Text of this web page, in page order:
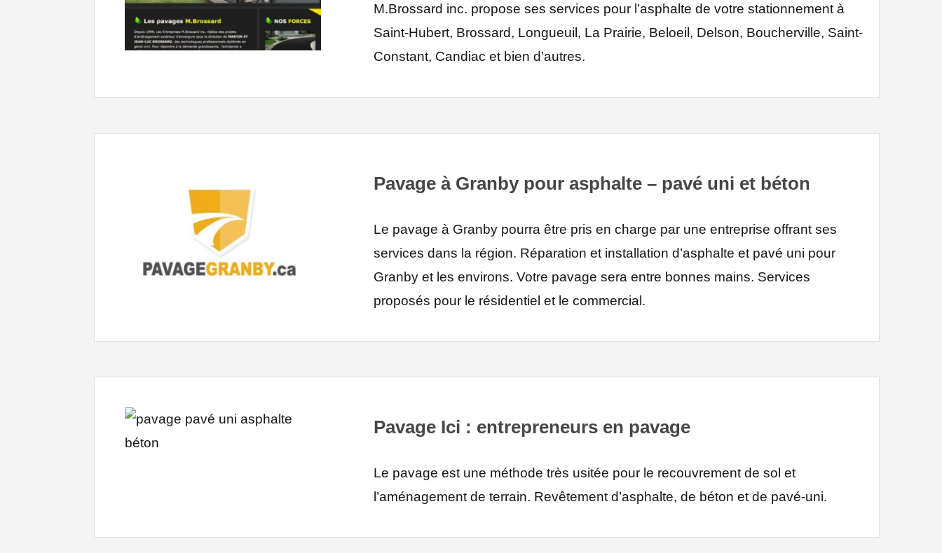
M.Brossard inc. propose ses services pour l’asphalte de votre stationnement à
Saint-Hubert, Brossard, Longueuil, La Prairie, Beloeil, Delson, Boucherville, Saint-
Constant, Candiac et bien d’autres.
Pavage à Granby pour asphalte – pavé uni et béton
Le pavage à Granby pourra être pris en charge par une entreprise offrant ses
services dans la région. Réparation et installation d’asphalte et pavé uni pour
Granby et les environs. Votre pavage sera entre bonnes mains. Services
proposés pour le résidentiel et le commercial.
Pavage Ici : entrepreneurs en pavage
Le pavage est une méthode très usitée pour le recouvrement de sol et
l’aménagement de terrain. Revêtement d’asphalte, de béton et de pavé-uni.